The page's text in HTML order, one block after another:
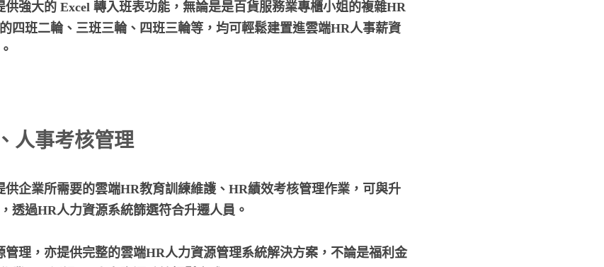
強大的 Excel 轉入班表功能，無論是是百貨服務業專櫃小姐的複雜HR
四班二輪、三班三輪、四班三輪等，均可輕鬆建置進雲端HR人事薪資
人事考核管理
企業所需要的雲端HR教育訓練維護、HR績效考核管理作業，可與升
透過HR人力資源系統篩選符合升遷人員。
理，亦提供完整的雲端HR人力資源管理系統解決方案，不論是福利金